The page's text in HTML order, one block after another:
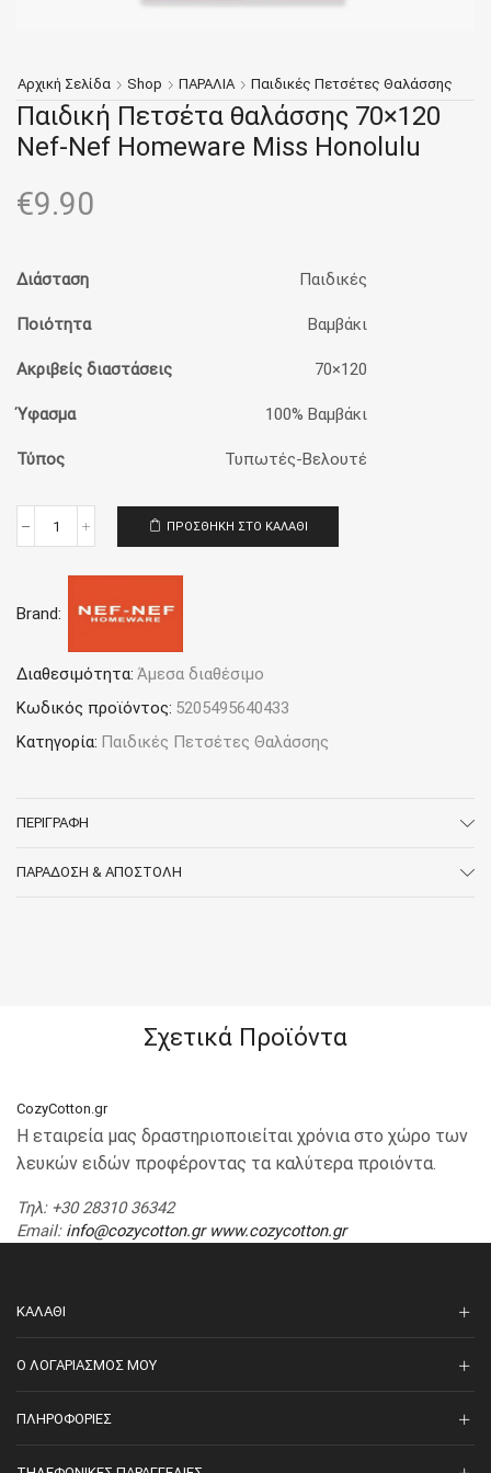
Αρχική Σελίδα Shop ΠΑΡΑΛΙΑ Παιδικές Πετσέτες Θαλάσσης
Παιδική Πετσέτα θαλάσσης 70×120
Nef-Nef Homeware Miss Honolulu
€9.90
Διάσταση Παιδικές
Ποιότητα Βαμβάκι
Ακριβείς διαστάσεις 70×120
Ύφασμα 100% Bαμβάκι
Τύπος Τυπωτές-Βελουτέ
Παιδική
θαλάσσης
Nef-
Homeware
Miss
ποσότητα
ΠΡΟΣΘΉΚΗ ΣΤΟ ΚΑΛΆΘΙ
Brand:
Διαθεσιμότητα: Άμεσα διαθέσιμο
Κωδικός προϊόντος: 5205495640433
Κατηγορία: Παιδικές Πετσέτες Θαλάσσης
ΠΕΡΙΓΡΑΦΉ
ΠΑΡΆΔΟΣΗ & ΑΠΟΣΤΟΛΉ
Σχετικά Προϊόντα
CozyCotton.gr
Η εταιρεία μας δραστηριοποιείται χρόνια στο χώρο των
λευκών ειδών προφέροντας τα καλύτερα προιόντα.
Τηλ: +30 28310 36342
Email: info@cozycotton.gr www.cozycotton.gr
ΚΑΛΆΘΙ
O ΛΟΓΑΡΙΑΣΜΌΣ ΜΟΥ
ΠΛΗΡΟΦΟΡΊΕΣ